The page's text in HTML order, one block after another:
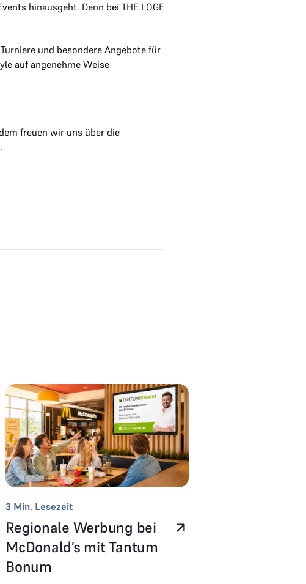
hinausgeht. Denn bei THE LOGE
und besondere Angebote für
auf angenehme Weise
freuen wir uns über die
3 Min. Lesezeit
Regionale Werbung bei
McDonald’s mit Tantum
Bonum